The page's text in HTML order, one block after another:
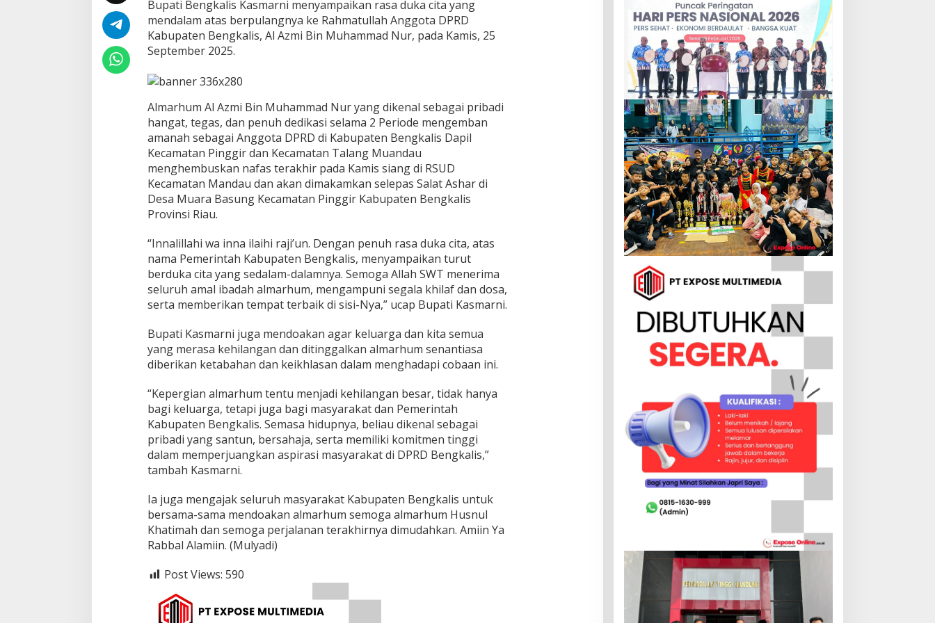
K
a
b
p
a
e
n
B
e
n
g
k
a
s
A
l
A
z
m
n
M
h
a
m
m
a
d
N
u
Bupati Bengkalis Kasmarni menyampaikan rasa duka cita yang
mendalam atas berpulangnya ke Rahmatullah Anggota DPRD
Kabupaten Bengkalis, Al Azmi Bin Muhammad Nur, pada Kamis, 25
September 2025.
Almarhum Al Azmi Bin Muhammad Nur yang dikenal sebagai pribadi
hangat, tegas, dan penuh dedikasi selama 2 Periode mengemban
amanah sebagai Anggota DPRD di Kabupaten Bengkalis Dapil
Kecamatan Pinggir dan Kecamatan Talang Muandau
menghembuskan nafas terakhir pada Kamis siang di RSUD
Kecamatan Mandau dan akan dimakamkan selepas Salat Ashar di
Desa Muara Basung Kecamatan Pinggir Kabupaten Bengkalis
Provinsi Riau.
“Innalillahi wa inna ilaihi raji’un. Dengan penuh rasa duka cita, atas
nama Pemerintah Kabupaten Bengkalis, menyampaikan turut
berduka cita yang sedalam-dalamnya. Semoga Allah SWT menerima
seluruh amal ibadah almarhum, mengampuni segala khilaf dan dosa,
serta memberikan tempat terbaik di sisi-Nya,” ucap Bupati Kasmarni.
Bupati Kasmarni juga mendoakan agar keluarga dan kita semua
yang merasa kehilangan dan ditinggalkan almarhum senantiasa
diberikan ketabahan dan keikhlasan dalam menghadapi cobaan ini.
“Kepergian almarhum tentu menjadi kehilangan besar, tidak hanya
bagi keluarga, tetapi juga bagi masyarakat dan Pemerintah
Kabupaten Bengkalis. Semasa hidupnya, beliau dikenal sebagai
pribadi yang santun, bersahaja, serta memiliki komitmen tinggi
dalam memperjuangkan aspirasi masyarakat di DPRD Bengkalis,”
tambah Kasmarni.
Ia juga mengajak seluruh masyarakat Kabupaten Bengkalis untuk
bersama-sama mendoakan almarhum semoga almarhum Husnul
Khatimah dan semoga perjalanan terakhirnya dimudahkan. Amiin Ya
Rabbal Alamiin. (Mulyadi)
Post Views: 590